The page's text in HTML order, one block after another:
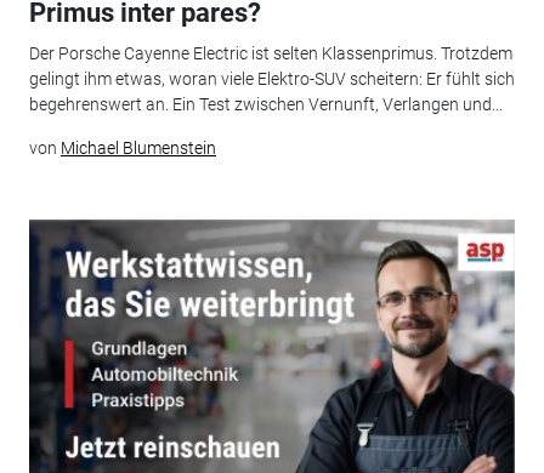
Primus inter pares?
Der Porsche Cayenne Electric ist selten Klassenprimus. Trotzdem
gelingt ihm etwas, woran viele Elektro-SUV scheitern: Er fühlt sich
begehrenswert an. Ein Test zwischen Vernunft, Verlangen und...
von Michael Blumenstein